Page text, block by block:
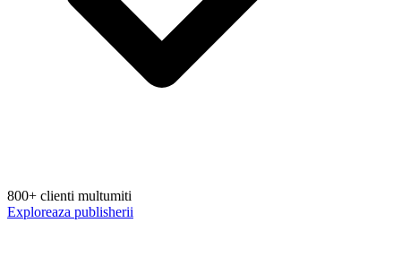
800+ clienti multumiti
Exploreaza publisherii